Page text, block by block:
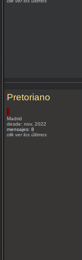
Pretoriano
Madrid
desde: nov, 2022
mensajes: 8
clik ver los últimos